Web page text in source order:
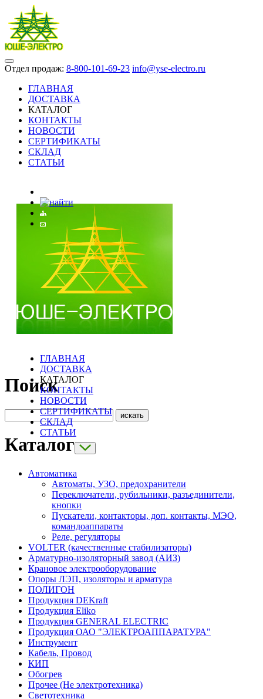
Отдел продаж: 8-800-101-69-23 info@yse-electro.ru
ГЛАВНАЯ
ДОСТАВКА
КАТАЛОГ
КОНТАКТЫ
НОВОСТИ
СЕРТИФИКАТЫ
СКЛАД
СТАТЬИ
ГЛАВНАЯ
ДОСТАВКА
КАТАЛОГ
КОНТАКТЫ
НОВОСТИ
СЕРТИФИКАТЫ
СКЛАД
СТАТЬИ
Поиск
Каталог
Автоматика
Автоматы, УЗО, предохранители
Переключатели, рубильники, разъединители,
кнопки
Пускатели, контакторы, доп. контакты, МЭО,
командоаппараты
Реле, регуляторы
VOLTER (качественные стабилизаторы)
Арматурно-изоляторный завод (АИЗ)
Крановое электрооборудование
Опоры ЛЭП, изоляторы и арматура
ПОЛИГОН
Продукция DEKraft
Продукция Eliko
Продукция GENERAL ELECTRIC
Продукция ОАО "ЭЛЕКТРОАППАРАТУРА"
Инструмент
Кабель, Провод
КИП
Обогрев
Прочее (Не электротехника)
Светотехника